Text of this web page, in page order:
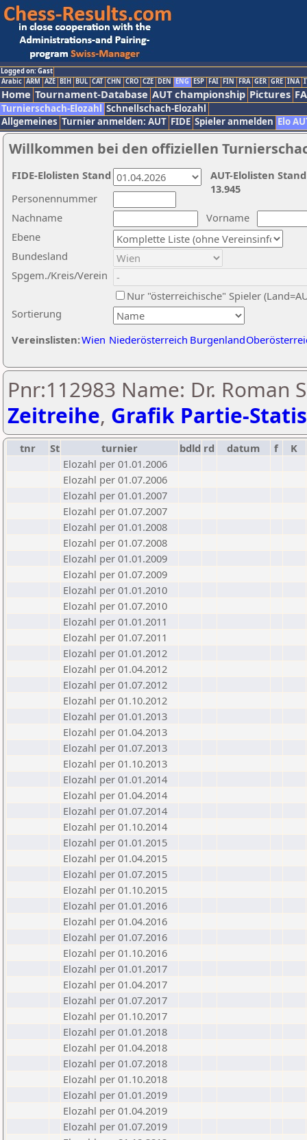
Logged on: Gast
Arabic ARM AZE BIH BUL CAT CHN CRO CZE DEN ENG ESP FAI FIN FRA GER GRE INA
Home Tournament-Database AUT championship Pictures
Turnierschach-Elozahl Schnellschach-Elozahl
Allgemeines Turnier anmelden: AUT FIDE Spieler anmelden Elo
Willkommen bei den offiziellen
Nachname
Vorname
Ebene
Sortierung
Personennummer
Bundesland
Spgem./Kreis/Verein
Nur "österreichische" Spieler
Vereinslisten:Wien Niederösterreich Burgenland
AUT-Elolisten
13.945
FIDE-Elolisten Stand
Pnr:112983 Name: Dr. Roman
Zeitreihe, Grafik Partie-
tnr St turnier bdld rd datum f
K
Elozahl per 01.01.2006
Elozahl per 01.07.2006
Elozahl per 01.01.2007
Elozahl per 01.07.2007
Elozahl per 01.01.2008
Elozahl per 01.07.2008
Elozahl per 01.01.2009
Elozahl per 01.07.2009
Elozahl per 01.01.2010
Elozahl per 01.07.2010
Elozahl per 01.01.2011
Elozahl per 01.07.2011
Elozahl per 01.01.2012
Elozahl per 01.04.2012
Elozahl per 01.07.2012
Elozahl per 01.10.2012
Elozahl per 01.01.2013
Elozahl per 01.04.2013
Elozahl per 01.07.2013
Elozahl per 01.10.2013
Elozahl per 01.01.2014
Elozahl per 01.04.2014
Elozahl per 01.07.2014
Elozahl per 01.10.2014
Elozahl per 01.01.2015
Elozahl per 01.04.2015
Elozahl per 01.07.2015
Elozahl per 01.10.2015
Elozahl per 01.01.2016
Elozahl per 01.04.2016
Elozahl per 01.07.2016
Elozahl per 01.10.2016
Elozahl per 01.01.2017
Elozahl per 01.04.2017
Elozahl per 01.07.2017
Elozahl per 01.10.2017
Elozahl per 01.01.2018
Elozahl per 01.04.2018
Elozahl per 01.07.2018
Elozahl per 01.10.2018
Elozahl per 01.01.2019
Elozahl per 01.04.2019
Elozahl per 01.07.2019